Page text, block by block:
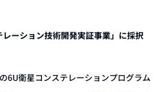
ーション技術開発実証事業」に採択
6U衛星コンステレーションプログラム